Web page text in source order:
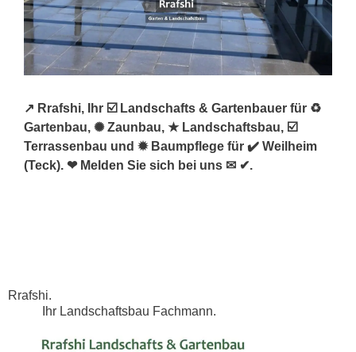
↗️ Rrafshi, Ihr ☑️ Landschafts & Gartenbauer für ♻
Gartenbau, ✺ Zaunbau, ★ Landschaftsbau, ☑️
Terrassenbau und ✹ Baumpflege für ✔️ Weilheim
(Teck). ❤ Melden Sie sich bei uns ✉ ✔.
Rrafshi.
Ihr Landschaftsbau Fachmann.